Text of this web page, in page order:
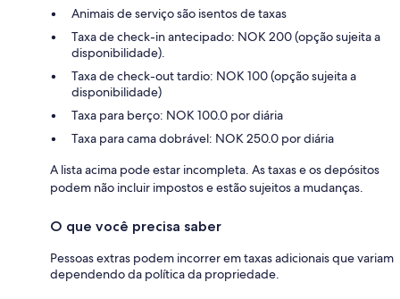
Animais de serviço são isentos de taxas
Taxa de check-in antecipado: NOK 200 (opção sujeita a
disponibilidade).
Taxa de check-out tardio: NOK 100 (opção sujeita a
disponibilidade)
Taxa para berço: NOK 100.0 por diária
Taxa para cama dobrável: NOK 250.0 por diária
A lista acima pode estar incompleta. As taxas e os depósitos
podem não incluir impostos e estão sujeitos a mudanças.
O que você precisa saber
Pessoas extras podem incorrer em taxas adicionais que variam
dependendo da política da propriedade.